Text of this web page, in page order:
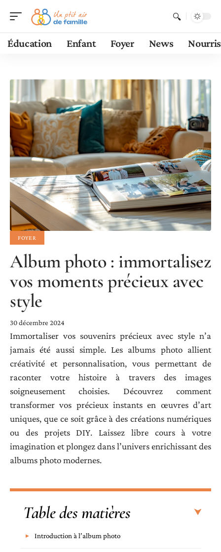
Éducation Enfant Foyer News
FOYER
Album photo : immortalisez
vos moments précieux avec
style
30 décembre 2024
Immortaliser vos souvenirs précieux avec style n’a
jamais été aussi simple. Les albums photo allient
créativité et personnalisation, vous permettant de
raconter votre histoire à travers des images
soigneusement choisies. Découvrez comment
transformer vos précieux instants en œuvres d’art
uniques, que ce soit grâce à des créations numériques
ou des projets DIY. Laissez libre cours à votre
imagination et plongez dans l’univers enrichissant des
albums photo modernes.
Table des matières
Introduction à l’album photo